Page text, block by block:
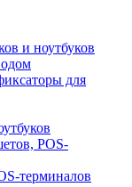
и ноутбуков
для
POS-
терминалов